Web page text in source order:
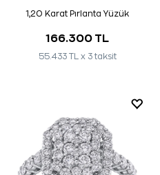
1,20 Karat Pırlanta Yüzük
166.300 TL
55.433 TL x 3 taksit